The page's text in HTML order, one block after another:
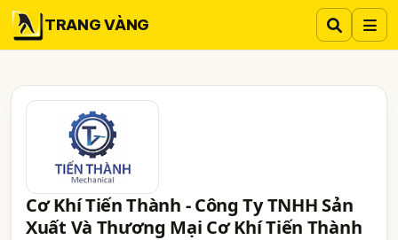
TRANG VÀNG
Cơ Khí Tiến Thành - Công Ty TNHH Sản
Xuất Và Thương Mại Cơ Khí Tiến Thành